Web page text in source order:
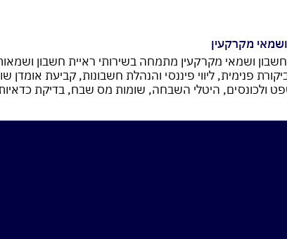
מקרקעין
ושמאי מקרקעין מתמחה בשירותי ראיית חשבון
פנימית, ליווי פיננסי והנהלת חשבונות, קביעת אומדן
ולכונסים, היטלי השבחה, שומות מס שבח, בדיקת